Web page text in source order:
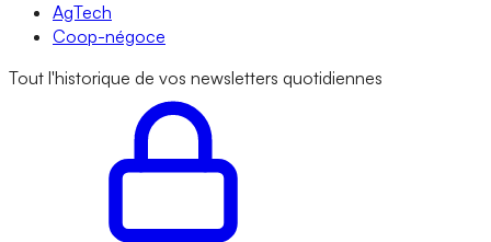
AgTech
Coop-négoce
Tout l'historique de vos newsletters quotidiennes